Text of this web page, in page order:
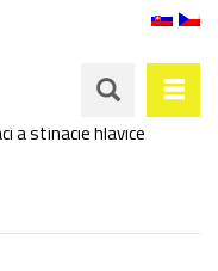
a stínacie hlavice